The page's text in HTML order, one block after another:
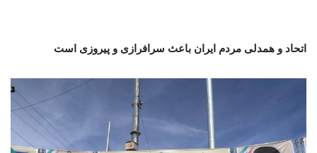
اتحاد و همدلی مردم ایران باعث سرافرازی و پیروزی است